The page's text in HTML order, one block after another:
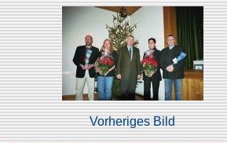
Vorheriges Bild